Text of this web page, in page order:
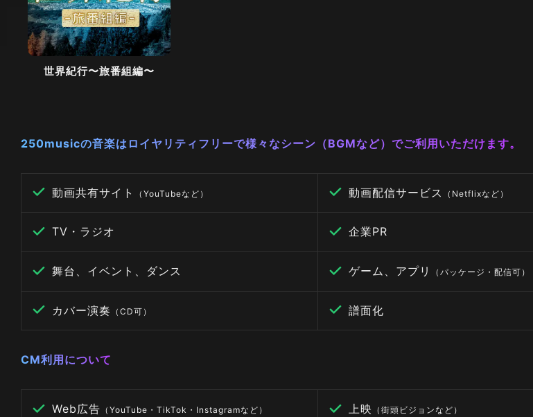
世界紀行〜旅番組編〜
250musicの音楽はロイヤリティフリーで様々なシーン（BGMなど）でご利用いただけます。
動画共有サイト （YouTubeなど） 動画配信サービス （Netflixなど）
TV・ラジオ 企業PR
舞台、イベント、ダンス ゲーム、アプリ （パッケージ・配信可）
カバー演奏 （CD可） 譜面化
CM利用について
Web広告 （YouTube・TikTok・Instagramなど） 上映 （街頭ビジョンなど）